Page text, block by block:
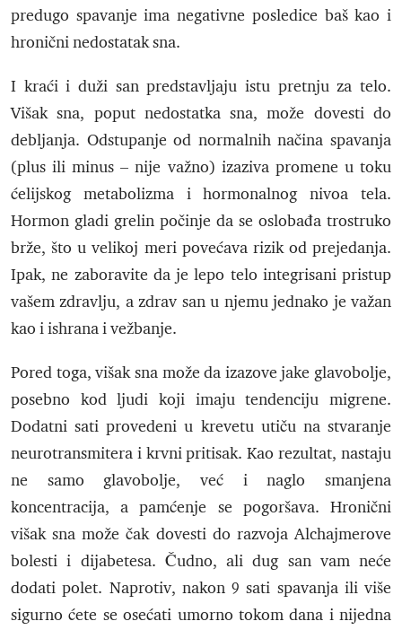
predugo spavanje ima negativne posledice baš kao i
hronični nedostatak sna.
I kraći i duži san predstavljaju istu pretnju za telo.
Višak sna, poput nedostatka sna, može dovesti do
debljanja. Odstupanje od normalnih načina spavanja
(plus ili minus – nije važno) izaziva promene u toku
ćelijskog metabolizma i hormonalnog nivoa tela.
Hormon gladi grelin počinje da se oslobađa trostruko
brže, što u velikoj meri povećava rizik od prejedanja.
Ipak, ne zaboravite da je lepo telo integrisani pristup
vašem zdravlju, a zdrav san u njemu jednako je važan
kao i ishrana i vežbanje.
Pored toga, višak sna može da izazove jake glavobolje,
posebno kod ljudi koji imaju tendenciju migrene.
Dodatni sati provedeni u krevetu utiču na stvaranje
neurotransmitera i krvni pritisak. Kao rezultat, nastaju
ne samo glavobolje, već i naglo smanjena
koncentracija, a pamćenje se pogoršava. Hronični
višak sna može čak dovesti do razvoja Alchajmerove
bolesti i dijabetesa. Čudno, ali dug san vam neće
dodati polet. Naprotiv, nakon 9 sati spavanja ili više
sigurno ćete se osećati umorno tokom dana i nijedna